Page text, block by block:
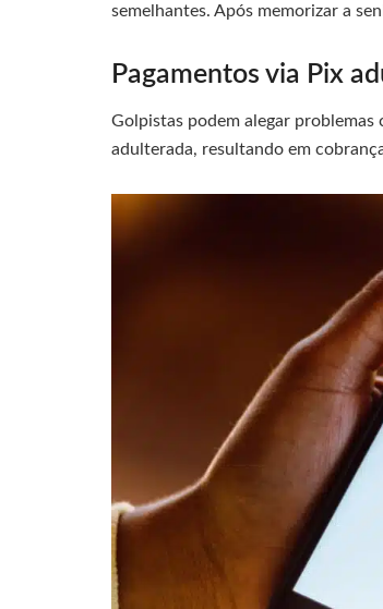
semelhantes. Após memorizar a
Pagamentos via Pix
Golpistas podem alegar
adulterada, resultando em